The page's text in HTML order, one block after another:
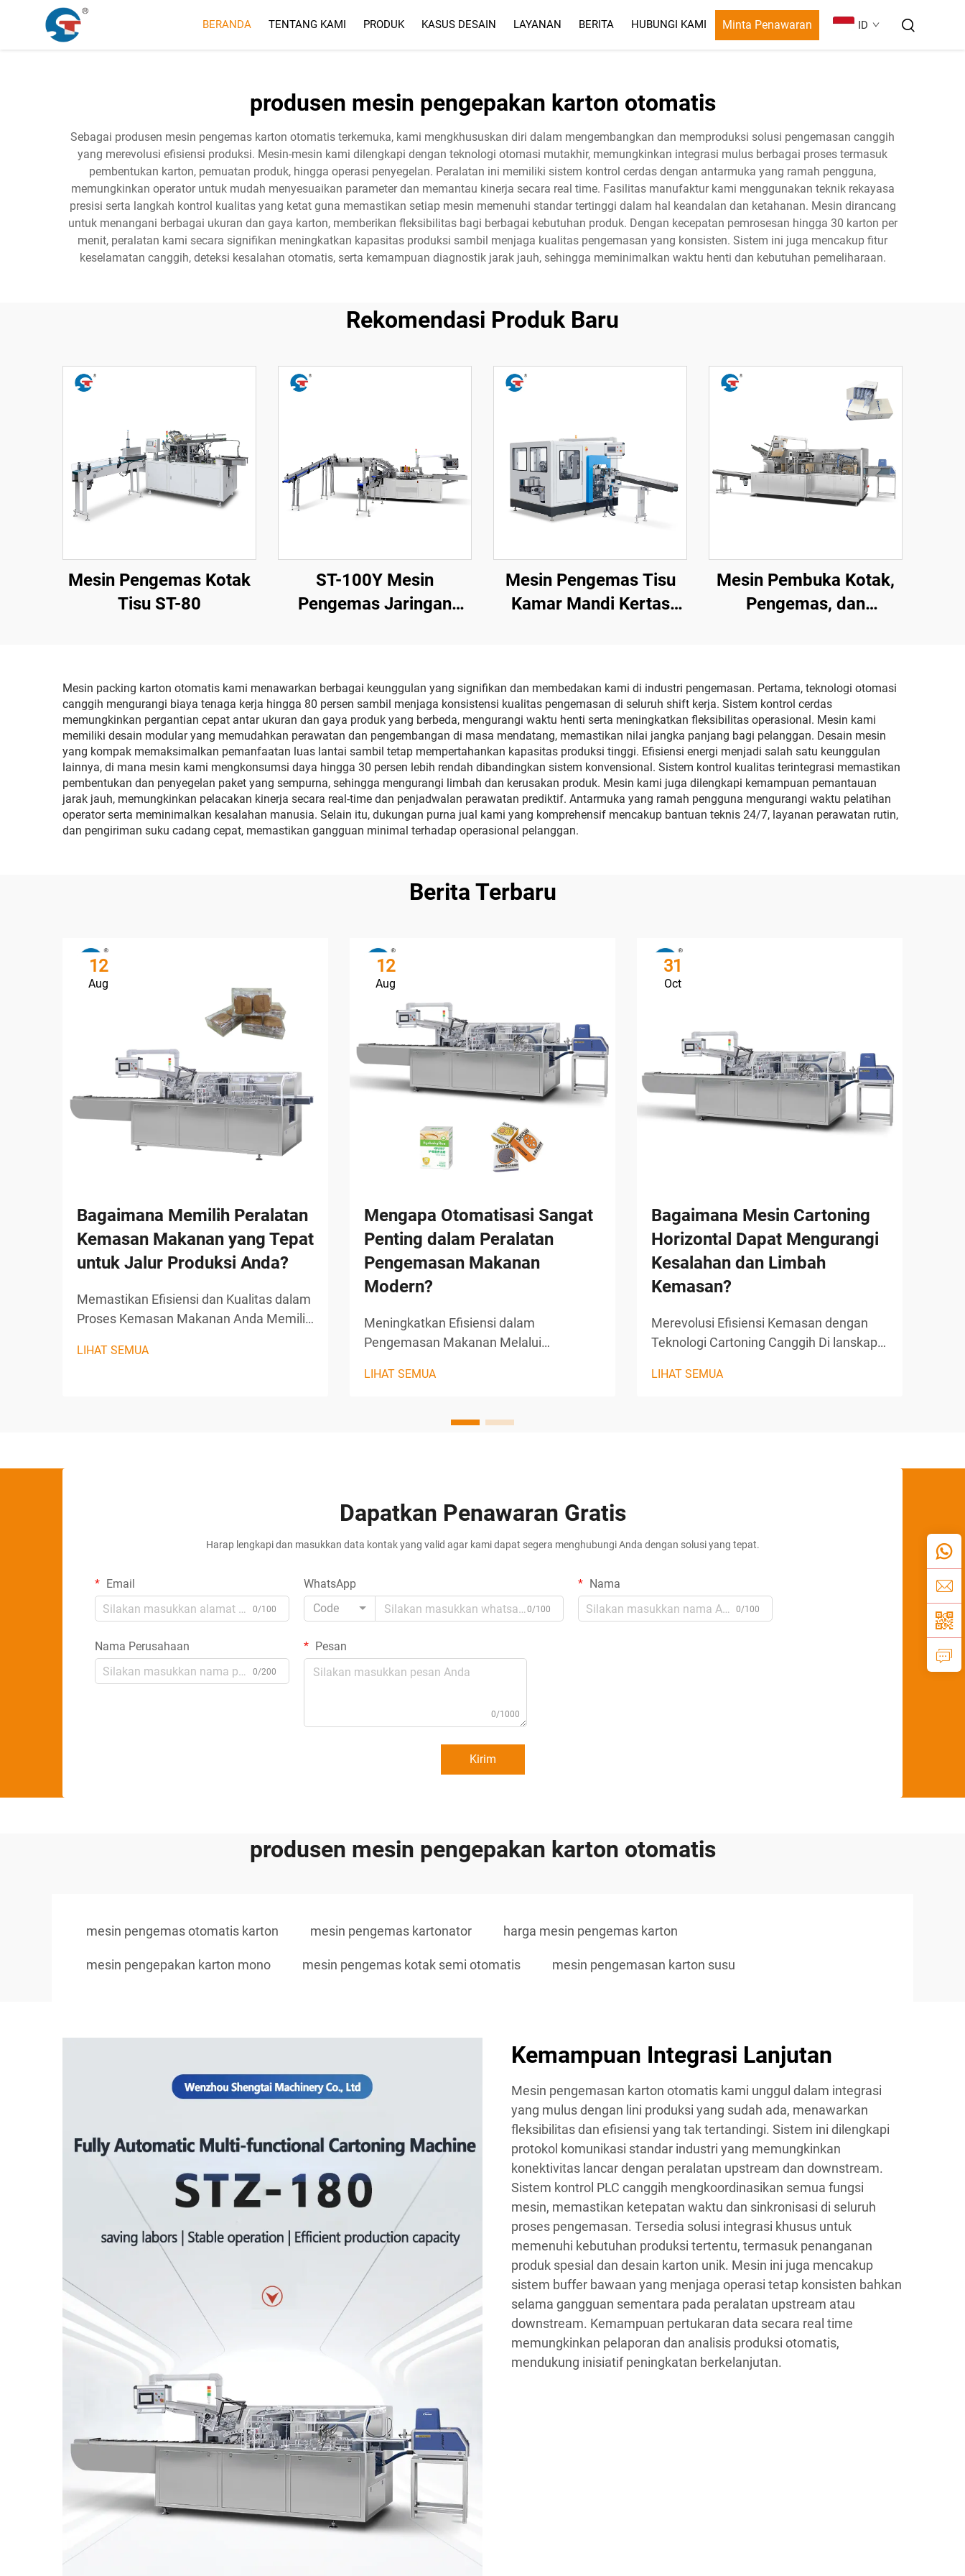
BERANDA TENTANG KAMI PRODUK KASUS DESAIN LAYANAN BERITA HUBUNGI KAMI Minta Penawaran ID
produsen mesin pengepakan karton otomatis
Sebagai produsen mesin pengemas karton otomatis terkemuka, kami mengkhususkan diri dalam mengembangkan dan memproduksi solusi pengemasan canggih
yang merevolusi efisiensi produksi. Mesin-mesin kami dilengkapi dengan teknologi otomasi mutakhir, memungkinkan integrasi mulus berbagai proses termasuk
pembentukan karton, pemuatan produk, hingga operasi penyegelan. Peralatan ini memiliki sistem kontrol cerdas dengan antarmuka yang ramah pengguna,
memungkinkan operator untuk mudah menyesuaikan parameter dan memantau kinerja secara real time. Fasilitas manufaktur kami menggunakan teknik rekayasa
presisi serta langkah kontrol kualitas yang ketat guna memastikan setiap mesin memenuhi standar tertinggi dalam hal keandalan dan ketahanan. Mesin dirancang
untuk menangani berbagai ukuran dan gaya karton, memberikan fleksibilitas bagi berbagai kebutuhan produk. Dengan kecepatan pemrosesan hingga 30 karton per
menit, peralatan kami secara signifikan meningkatkan kapasitas produksi sambil menjaga kualitas pengemasan yang konsisten. Sistem ini juga mencakup fitur
keselamatan canggih, deteksi kesalahan otomatis, serta kemampuan diagnostik jarak jauh, sehingga meminimalkan waktu henti dan kebutuhan pemeliharaan.
Rekomendasi Produk Baru
Mesin Pengemas Kotak
Tisu ST-80
ST-100Y Mesin
Pengemas Jaringan
Mesin Pengemas Tisu
Kamar Mandi Kertas
Mesin Pembuka Kotak,
Pengemas, dan
Mesin packing karton otomatis kami menawarkan berbagai keunggulan yang signifikan dan membedakan kami di industri pengemasan. Pertama, teknologi otomasi
canggih mengurangi biaya tenaga kerja hingga 80 persen sambil menjaga konsistensi kualitas pengemasan di seluruh shift kerja. Sistem kontrol cerdas
memungkinkan pergantian cepat antar ukuran dan gaya produk yang berbeda, mengurangi waktu henti serta meningkatkan fleksibilitas operasional. Mesin kami
memiliki desain modular yang memudahkan perawatan dan pengembangan di masa mendatang, memastikan nilai jangka panjang bagi pelanggan. Desain mesin
yang kompak memaksimalkan pemanfaatan luas lantai sambil tetap mempertahankan kapasitas produksi tinggi. Efisiensi energi menjadi salah satu keunggulan
lainnya, di mana mesin kami mengkonsumsi daya hingga 30 persen lebih rendah dibandingkan sistem konvensional. Sistem kontrol kualitas terintegrasi memastikan
pembentukan dan penyegelan paket yang sempurna, sehingga mengurangi limbah dan kerusakan produk. Mesin kami juga dilengkapi kemampuan pemantauan
jarak jauh, memungkinkan pelacakan kinerja secara real-time dan penjadwalan perawatan prediktif. Antarmuka yang ramah pengguna mengurangi waktu pelatihan
operator serta meminimalkan kesalahan manusia. Selain itu, dukungan purna jual kami yang komprehensif mencakup bantuan teknis 24/7, layanan perawatan rutin,
dan pengiriman suku cadang cepat, memastikan gangguan minimal terhadap operasional pelanggan.
Berita Terbaru
12
Aug
Bagaimana Memilih Peralatan
Kemasan Makanan yang Tepat
untuk Jalur Produksi Anda?
Memastikan Efisiensi dan Kualitas dalam
Proses Kemasan Makanan Anda Memilih
adalah salah satu keputusan terpenting
LIHAT SEMUA
12
Aug
Mengapa Otomatisasi Sangat
Penting dalam Peralatan
Pengemasan Makanan
Modern?
Meningkatkan Efisiensi dalam
Pengemasan Makanan Melalui
sangat kompetitif, pengemasan
dalam pelestarian produk tetapi juga
LIHAT SEMUA
31
Oct
Bagaimana Mesin Cartoning
Horizontal Dapat Mengurangi
Kesalahan dan Limbah
Kemasan?
Merevolusi Efisiensi Kemasan dengan
Teknologi Cartoning Canggih Di lanskap
kebutuhan akan solusi kemasan yang
LIHAT SEMUA
Dapatkan Penawaran Gratis
Harap lengkapi dan masukkan data kontak yang valid agar kami dapat segera menghubungi Anda dengan solusi yang tepat.
Email
0/100
WhatsApp
Code
0/100
Nama
0/100
Nama Perusahaan
0/200
Pesan
0/1000
Kirim
produsen mesin pengepakan karton otomatis
mesin pengemas otomatis karton mesin pengemas kartonator harga mesin pengemas karton
mesin pengepakan karton mono mesin pengemas kotak semi otomatis mesin pengemasan karton susu
Kemampuan Integrasi Lanjutan
Mesin pengemasan karton otomatis kami unggul dalam integrasi
yang mulus dengan lini produksi yang sudah ada, menawarkan
fleksibilitas dan efisiensi yang tak tertandingi. Sistem ini dilengkapi
protokol komunikasi standar industri yang memungkinkan
konektivitas lancar dengan peralatan upstream dan downstream.
Sistem kontrol PLC canggih mengkoordinasikan semua fungsi
mesin, memastikan ketepatan waktu dan sinkronisasi di seluruh
proses pengemasan. Tersedia solusi integrasi khusus untuk
memenuhi kebutuhan produksi tertentu, termasuk penanganan
produk spesial dan desain karton unik. Mesin ini juga mencakup
sistem buffer bawaan yang menjaga operasi tetap konsisten bahkan
selama gangguan sementara pada peralatan upstream atau
downstream. Kemampuan pertukaran data secara real time
memungkinkan pelaporan dan analisis produksi otomatis,
mendukung inisiatif peningkatan berkelanjutan.